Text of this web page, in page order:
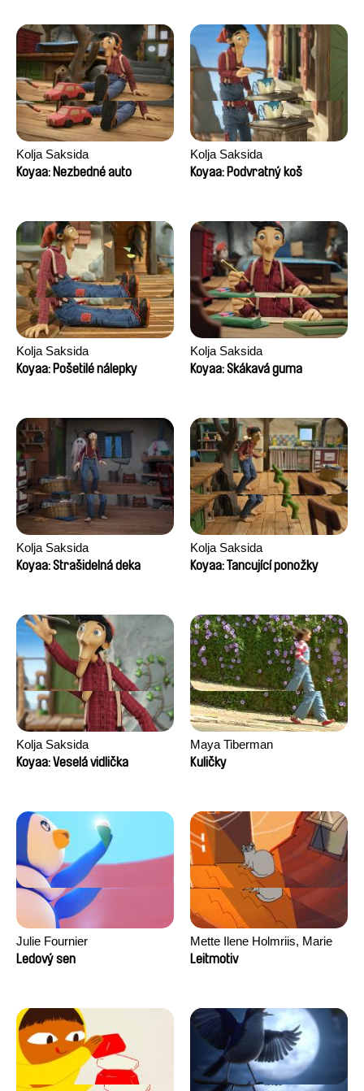
Kolja Saksida
Koyaa: Nezbedné auto
Kolja Saksida
Koyaa: Podvratný koš
Kolja Saksida
Koyaa: Pošetilé nálepky
Kolja Saksida
Koyaa: Skákavá guma
Kolja Saksida
Koyaa: Strašidelná deka
Kolja Saksida
Koyaa: Tancující ponožky
Kolja Saksida
Koyaa: Veselá vidlička
Maya Tiberman
Kuličky
Julie Fournier
Ledový sen
Mette Ilene Holmriis, Marie
Jørgensen, Jeanette
Leitmotiv